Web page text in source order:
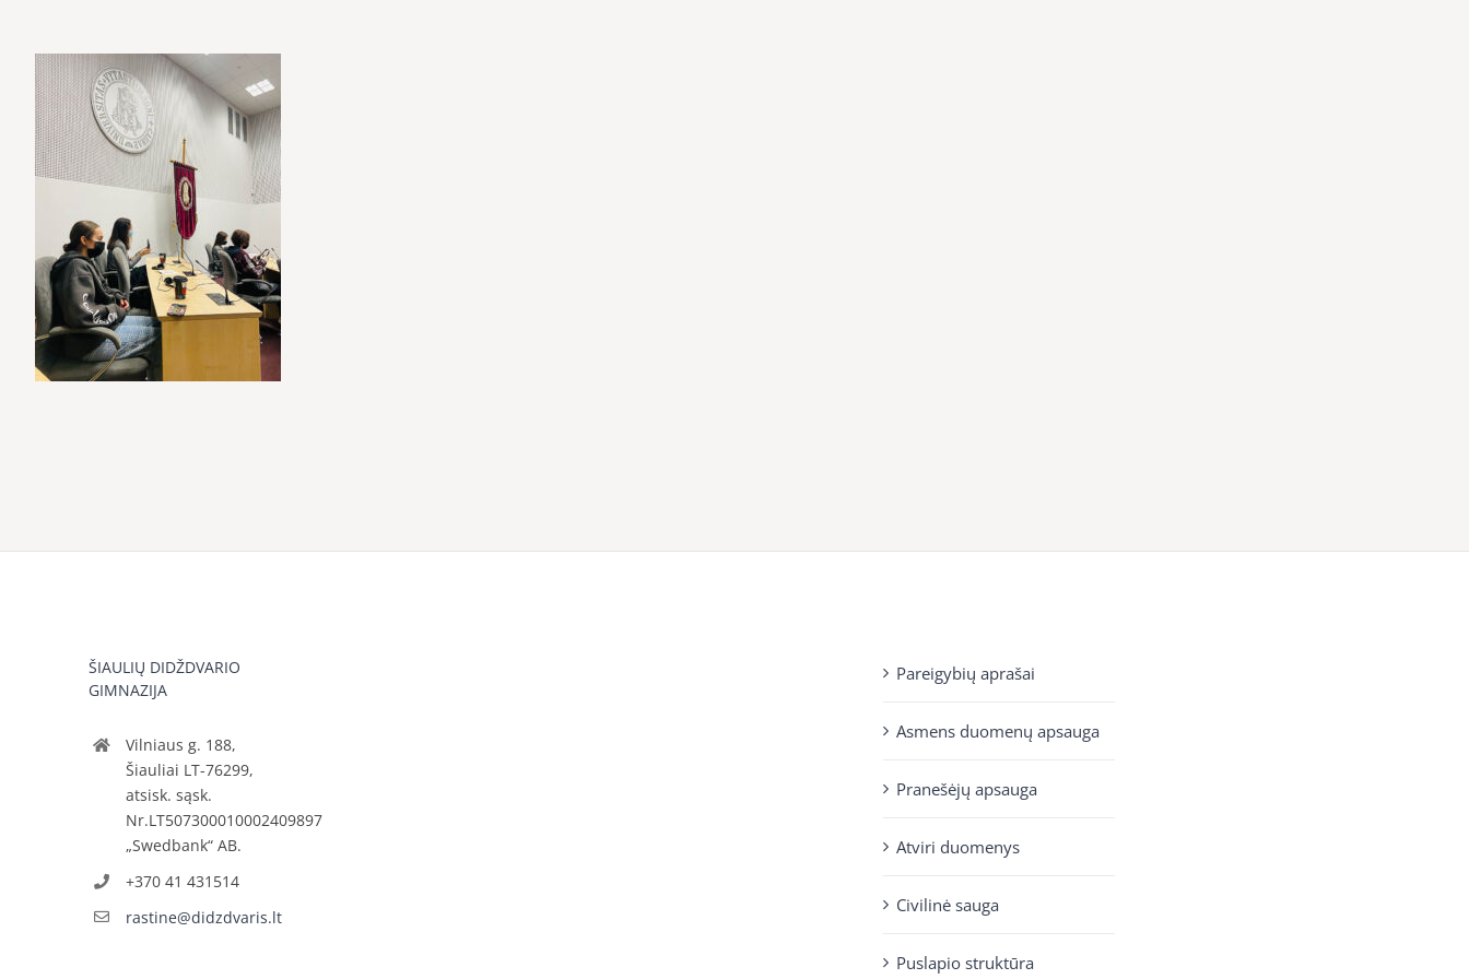
ŠIAULIŲ DIDŽDVARIO
GIMNAZIJA
Vilniaus g. 188,
Šiauliai LT-76299,
atsisk. sąsk.
Nr.LT507300010002409897
„Swedbank“ AB.
+370 41 431514
rastine@didzdvaris.lt
Pareigybių aprašai
Asmens duomenų apsauga
Pranešėjų apsauga
Atviri duomenys
Civilinė sauga
Puslapio struktūra